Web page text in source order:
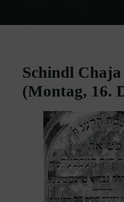
Schindl Chaja
(Montag, 16.